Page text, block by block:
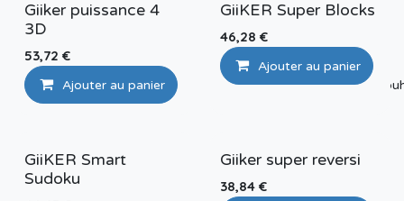
Giiker puissance 4
3D
53,72 €
Ajouter au panier Ajouter à la liste de
GiiKER Super Blocks
46,28 €
Ajouter au panier
GiiKER Smart
Sudoku
Giiker super reversi
38,84€